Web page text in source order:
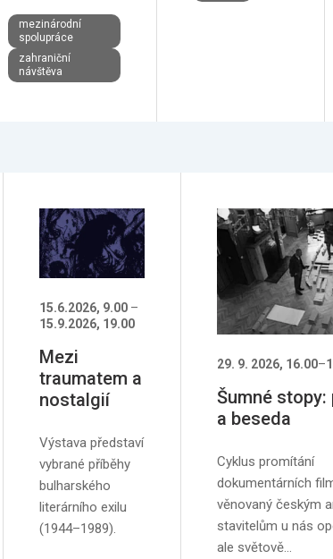
mezinárodní
spolupráce
zahraniční
návštěva
15.6.2026, 9.00 –
15.9.2026, 19.00
Mezi
traumatem a
nostalgií
Výstava představí
vybrané příběhy
bulharského
literárního exilu
(1944–1989).
29. 9. 2026, 16.00–
Šumné stopy:
a beseda
Cyklus promítání
dokumentárních
věnovaný českým
stavitelům u nás
ale světově…